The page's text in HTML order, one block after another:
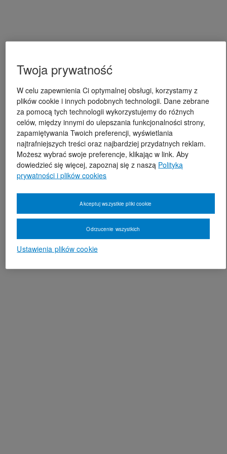
Twoja prywatność
W celu zapewnienia Ci optymalnej obsługi, korzystamy z
plików cookie i innych podobnych technologii. Dane zebrane
za pomocą tych technologii wykorzystujemy do różnych
celów, między innymi do ulepszania funkcjonalności strony,
zapamiętywania Twoich preferencji, wyświetlania
najtrafniejszych treści oraz najbardziej przydatnych reklam.
Możesz wybrać swoje preferencje, klikając w link. Aby
dowiedzieć się więcej, zapoznaj się z naszą Polityką
prywatności i plików cookies
Ustawienia plików cookie
Odrzucenie wszystkich
Akceptuj wszystkie pliki cookie